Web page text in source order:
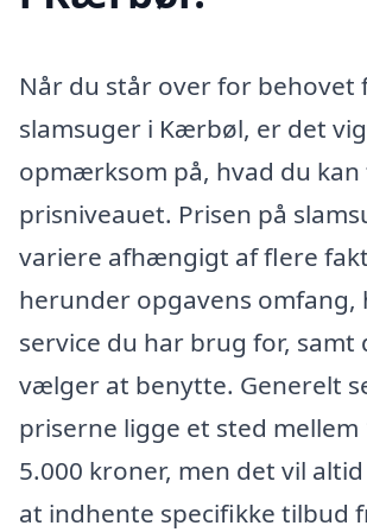
Når du står over for behovet
slamsuger i Kærbøl, er det
opmærksom på, hvad du
prisniveauet. Prisen på
variere afhængigt af flere
herunder opgavens omfang,
service du har brug for, samt
vælger at benytte. Generelt
priserne ligge et sted mellem
5.000 kroner, men det vil
at indhente specifikke tilbud